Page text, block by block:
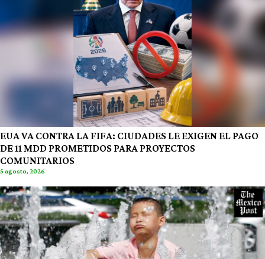
EUA VA CONTRA LA FIFA: CIUDADES LE EXIGEN EL PAGO
DE 11 MDD PROMETIDOS PARA PROYECTOS
COMUNITARIOS
5 agosto, 2026